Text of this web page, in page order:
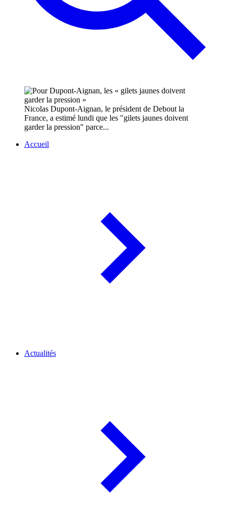
Nicolas Dupont-Aignan, le président de Debout la
France, a estimé lundi que les "gilets jaunes doivent
garder la pression" parce...
Accueil
Actualités